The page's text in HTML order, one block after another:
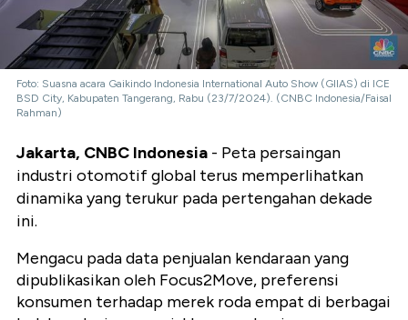
Foto: Suasna acara Gaikindo Indonesia International Auto Show (GIIAS) di ICE
BSD City, Kabupaten Tangerang, Rabu (23/7/2024). (CNBC Indonesia/Faisal
Rahman)
Jakarta, CNBC Indonesia - Peta persaingan
industri otomotif global terus memperlihatkan
dinamika yang terukur pada pertengahan dekade
ini.
Mengacu pada data penjualan kendaraan yang
dipublikasikan oleh Focus2Move, preferensi
konsumen terhadap merek roda empat di berbagai